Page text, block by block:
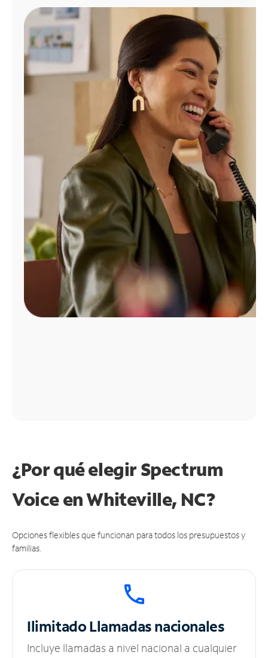
Administrar
cuenta
Encuentra
tienda
¿Por qué elegir Spectrum
Voice en Whiteville, NC?
Opciones flexibles que funcionan para todos los presupuestos y
familias.
IlimitadoLlamadas nacionales
Incluye llamadas a nivel nacional a cualquier